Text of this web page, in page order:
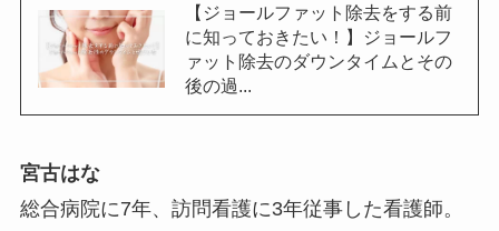
【ジョールファット除去をする前
に知っておきたい！】ジョールフ
ァット除去のダウンタイムとその
後の過...
宮古はな
総合病院に7年、訪問看護に3年従事した看護師。